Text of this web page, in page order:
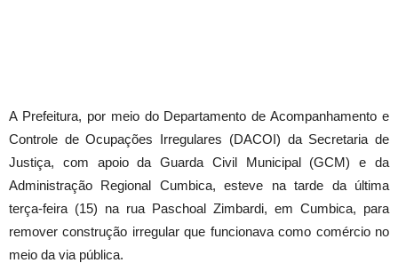
A Prefeitura, por meio do Departamento de Acompanhamento e
Controle de Ocupações Irregulares (DACOI) da Secretaria de
Justiça, com apoio da Guarda Civil Municipal (GCM) e da
Administração Regional Cumbica, esteve na tarde da última
terça-feira (15) na rua Paschoal Zimbardi, em Cumbica, para
remover construção irregular que funcionava como comércio no
meio da via pública.